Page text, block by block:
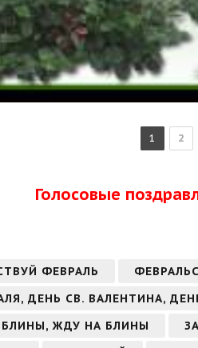
1 2
Голосовые
ФЕВРАЛЬ
ДЕНЬ СВ. ВАЛЕНТИНА,
ЖДУ НА БЛИНЫ